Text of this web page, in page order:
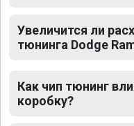
Увеличится ли
тюнинга Dodge
Как чип тюнинг
коробку?